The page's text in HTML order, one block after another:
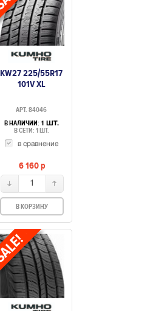
KW27 225/55R17
101V XL
АРТ. 84046
В НАЛИЧИИ: 1 ШТ.
В СЕТИ: 1 ШТ.
в сравнение
6 160p
1
В КОРЗИНУ